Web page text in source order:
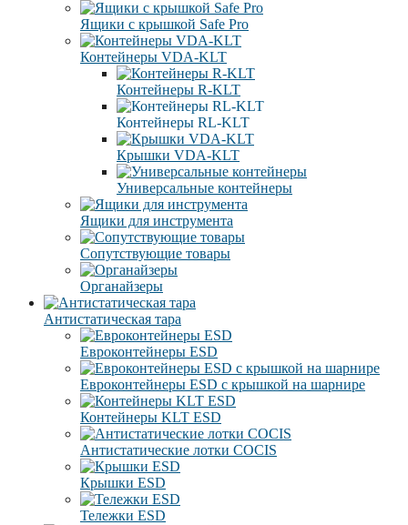
Ящики с крышкой Safe Pro
Контейнеры VDA-KLT
Контейнеры R-KLT
Контейнеры RL-KLT
Крышки VDA-KLT
Универсальные контейнеры
Ящики для инструмента
Сопутствующие товары
Органайзеры
Антистатическая тара
Eвроконтейнеры ЕSD
Евроконтейнеры ESD с крышкой на шарнире
Контейнеры KLT ESD
Антистатические лотки COCIS
Крышки ESD
Тележки ESD